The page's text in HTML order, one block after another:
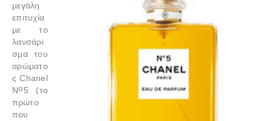
µεγάλη
επιτυχία
µε το
λανσάρι
σµα του
αρώµατο
ς Chanel
No5 (το
πρώτο
που